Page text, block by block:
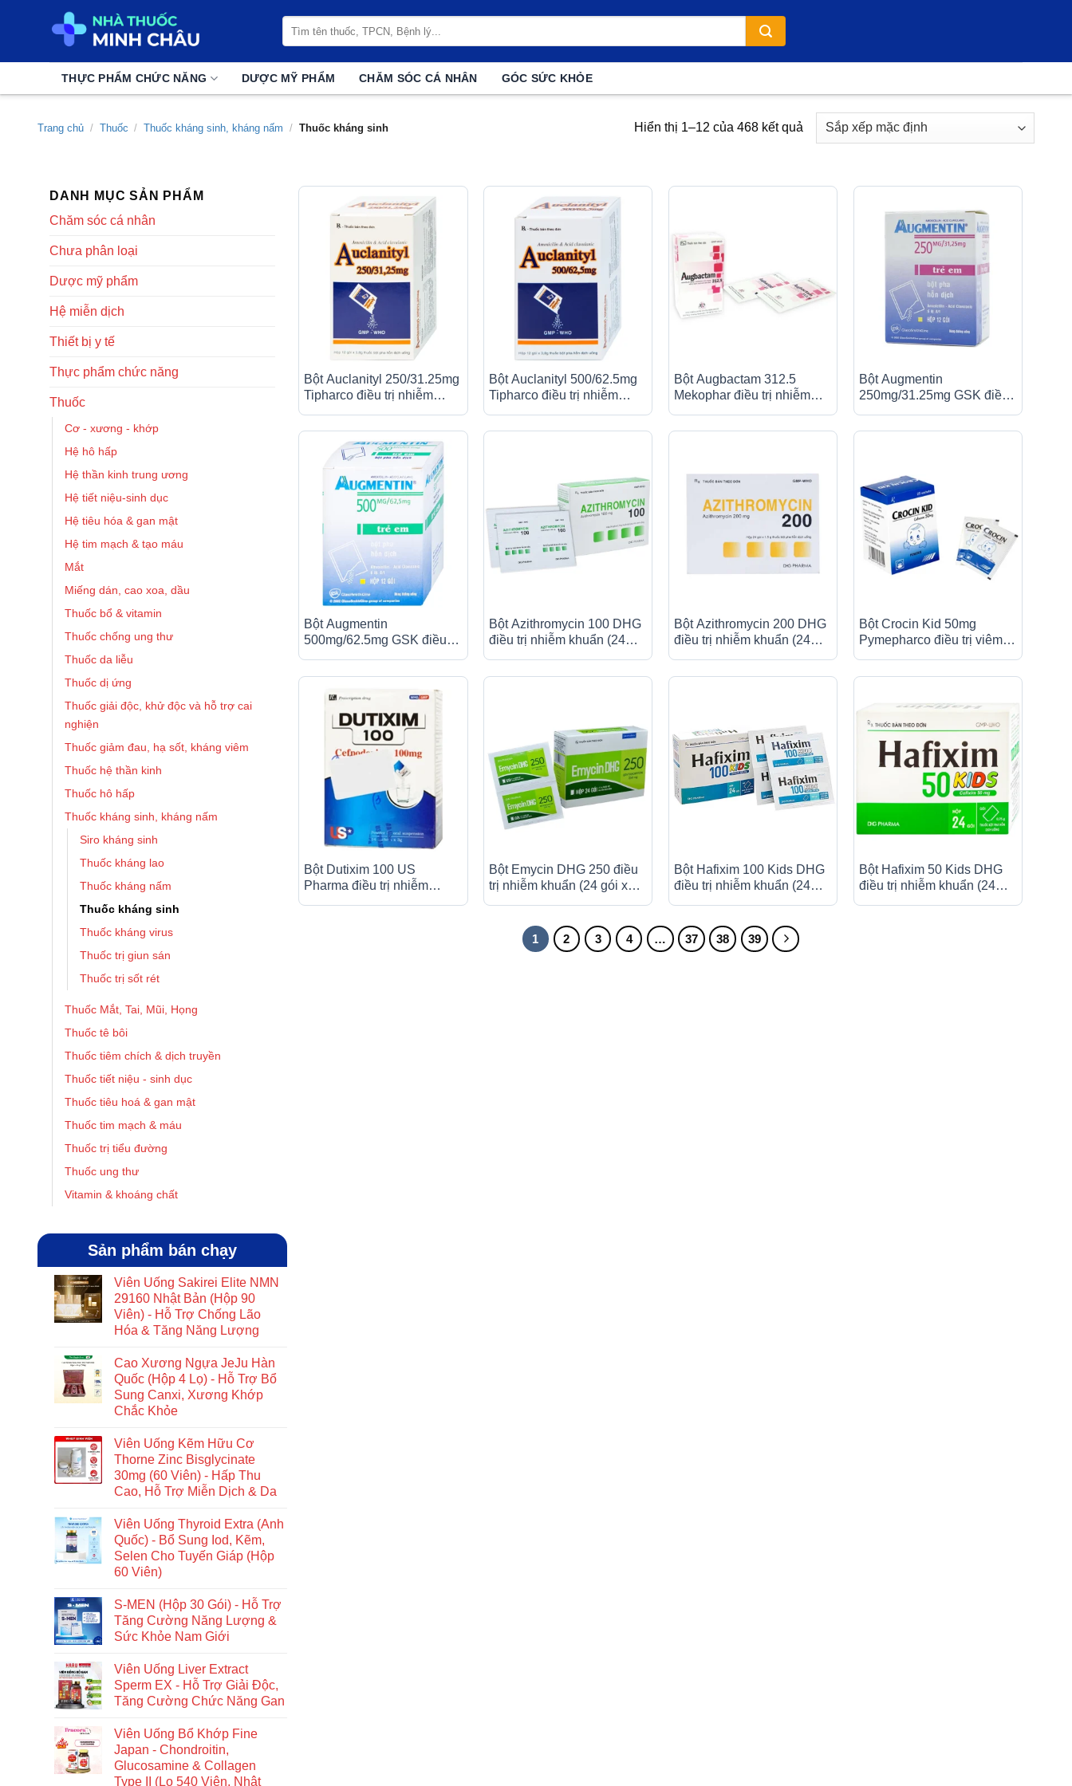
kiếm:
THỰC PHẨM CHỨC NĂNG DƯỢC MỸ PHẨM CHĂM SÓC CÁ NHÂN GÓC SỨC KHỎE
Trang chủ / Thuốc / Thuốc kháng sinh, kháng nấm / Thuốc kháng sinh Hiển thị 1–12 của 468 kết quả
DANH MỤC SẢN PHẨM
Chăm sóc cá nhân
Chưa phân loại
Dược mỹ phẩm
Hệ miễn dịch
Thiết bị y tế
Thực phẩm chức năng
Thuốc
Cơ - xương - khớp
Hệ hô hấp
Hệ thần kinh trung ương
Hệ tiết niệu-sinh dục
Hệ tiêu hóa & gan mật
Hệ tim mạch & tạo máu
Mắt
Miếng dán, cao xoa, dầu
Thuốc bổ & vitamin
Thuốc chống ung thư
Thuốc da liễu
Thuốc dị ứng
Thuốc giải độc, khử độc và hỗ trợ cai
nghiện
Thuốc giảm đau, hạ sốt, kháng viêm
Thuốc hệ thần kinh
Thuốc hô hấp
Thuốc kháng sinh, kháng nấm
Siro kháng sinh
Thuốc kháng lao
Thuốc kháng nấm
Thuốc kháng sinh
Thuốc kháng virus
Thuốc trị giun sán
Thuốc trị sốt rét
Thuốc Mắt, Tai, Mũi, Họng
Thuốc tê bôi
Thuốc tiêm chích & dịch truyền
Thuốc tiết niệu - sinh dục
Thuốc tiêu hoá & gan mật
Thuốc tim mạch & máu
Thuốc trị tiểu đường
Thuốc ung thư
Vitamin & khoáng chất
Sản phẩm bán chạy
Viên Uống Sakirei Elite NMN
29160 Nhật Bản (Hộp 90
Viên) - Hỗ Trợ Chống Lão
Hóa & Tăng Năng Lượng
Cao Xương Ngựa JeJu Hàn
Quốc (Hộp 4 Lọ) - Hỗ Trợ Bổ
Sung Canxi, Xương Khớp
Chắc Khỏe
Viên Uống Kẽm Hữu Cơ
Thorne Zinc Bisglycinate
30mg (60 Viên) - Hấp Thu
Cao, Hỗ Trợ Miễn Dịch & Da
Viên Uống Thyroid Extra (Anh
Quốc) - Bổ Sung Iod, Kẽm,
Selen Cho Tuyến Giáp (Hộp
60 Viên)
S-MEN (Hộp 30 Gói) - Hỗ Trợ
Tăng Cường Năng Lượng &
Sức Khỏe Nam Giới
Viên Uống Liver Extract
Sperm EX - Hỗ Trợ Giải Độc,
Tăng Cường Chức Năng Gan
Viên Uống Bổ Khớp Fine
Japan - Chondroitin,
Glucosamine & Collagen
Type II (Lọ 540 Viên, Nhật
Bột Auclanityl 250/31.25mg
Tipharco điều trị nhiễm
Bột Auclanityl 500/62.5mg
Tipharco điều trị nhiễm
Bột Augbactam 312.5
Mekophar điều trị nhiễm
Bột Augmentin
250mg/31.25mg GSK điều
Bột Augmentin
500mg/62.5mg GSK điều trị
nhiễm khuẩn (12 gói)
Bột Azithromycin 100 DHG
điều trị nhiễm khuẩn (24
gói)
Bột Azithromycin 200 DHG
điều trị nhiễm khuẩn (24
gói)
Bột Crocin Kid 50mg
Pymepharco điều trị viêm
phổi, viêm xoang, viêm
Bột Dutixim 100 US
Pharma điều trị nhiễm
Bột Emycin DHG 250 điều
trị nhiễm khuẩn (24 gói x
Bột Hafixim 100 Kids DHG
điều trị nhiễm khuẩn (24
Bột Hafixim 50 Kids DHG
điều trị nhiễm khuẩn (24
1 2 3 4 … 37 38 39